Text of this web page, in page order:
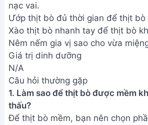
nạc vai.
Ướp thịt bò đủ thời gian để thịt bò
Xào thịt bò nhanh tay để thịt bò
Nêm nếm gia vị sao cho vừa
Giá trị dinh dưỡng
N/A
Câu hỏi thường gặp
1. Làm sao để thịt bò được mềm
thấu?
Để thịt bò mềm, bạn nên chọn